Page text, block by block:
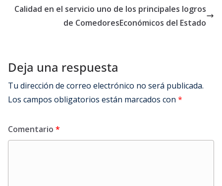
Calidad en el servicio uno de los principales logros
de ComedoresEconómicos del Estado
Deja una respuesta
Tu dirección de correo electrónico no será publicada.
Los campos obligatorios están marcados con *
Comentario *